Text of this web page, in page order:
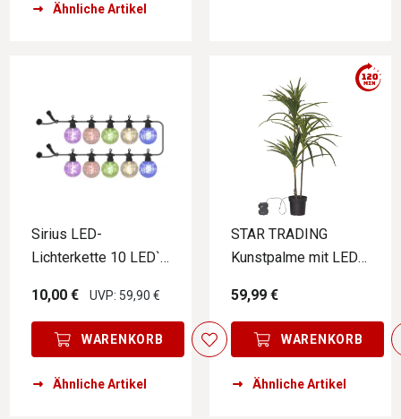
Ähnliche Artikel
Sirius LED-
Lichterkette 10 LED`s
10,00 €
UVP: 59,90 €
WARENKORB
Ähnliche Artikel
STAR TRADING
Kunstpalme mit LED-
59,99 €
WARENKORB
Ähnliche Artikel